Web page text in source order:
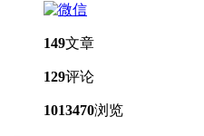
149文章
129评论
1013470浏览